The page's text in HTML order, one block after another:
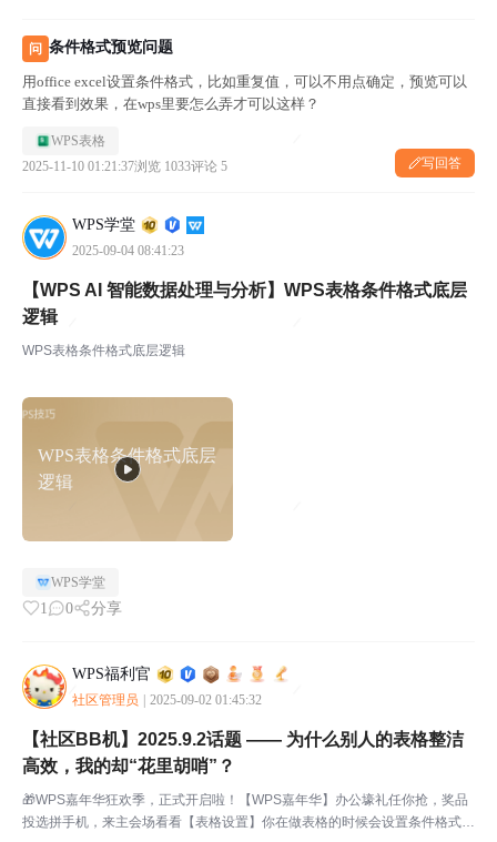
问 条件格式预览问题
用office excel设置条件格式，比如重复值，可以不用点确定，预览可以
直接看到效果，在wps里要怎么弄才可以这样？
WPS表格
2025-11-10 01:21:37浏览 1033评论 5 写回答
WPS学堂
2025-09-04 08:41:23
WPS表格条件格式底层
逻辑
【WPS AI 智能数据处理与分析】WPS表格条件格式底层
逻辑
WPS表格条件格式底层逻辑
WPS学堂
1 0 分享
WPS福利官
社区管理员 | 2025-09-02 01:45:32
【社区BB机】2025.9.2话题 —— 为什么别人的表格整洁
高效，我的却“花里胡哨”？
🎁WPS嘉年华狂欢季，正式开启啦！【WPS嘉年华】办公壕礼任你抢，奖品
投选拼手机，来主会场看看【表格设置】你在做表格的时候会设置条件格式